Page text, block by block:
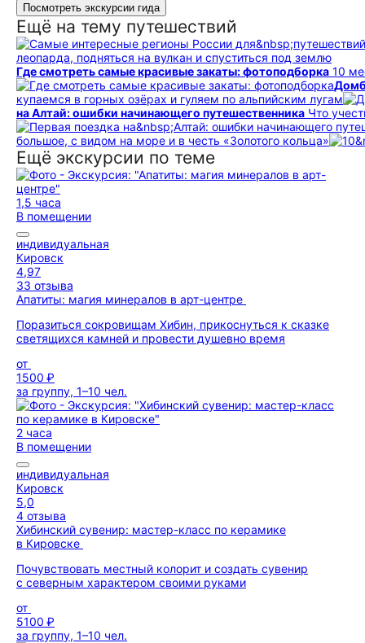
Посмотреть экскурсии гида
Ещё на тему путешествий
леопарда, подняться на вулкан и спуститься под землю
Где смотреть самые красивые закаты: фотоподборка 10
купаемся в горных озёрах и гуляем по альпийским лугам
на Алтай: ошибки начинающего путешественника Что
большое, с видом на море и в честь «Золотого кольца»
Ещё экскурсии по теме
1,5 часа
В помещении
индивидуальная
Кировск
4,97
33 отзыва
Апатиты: магия минералов в арт-центре
Поразиться сокровищам Хибин, прикоснуться к сказке
светящихся камней и провести душевно время
от
1500 ₽
за группу, 1–10 чел.
2 часа
В помещении
индивидуальная
Кировск
5,0
4 отзыва
Хибинский сувенир: мастер-класс по керамике
в Кировске
Почувствовать местный колорит и создать сувенир
с северным характером своими руками
от
5100 ₽
за группу, 1–10 чел.